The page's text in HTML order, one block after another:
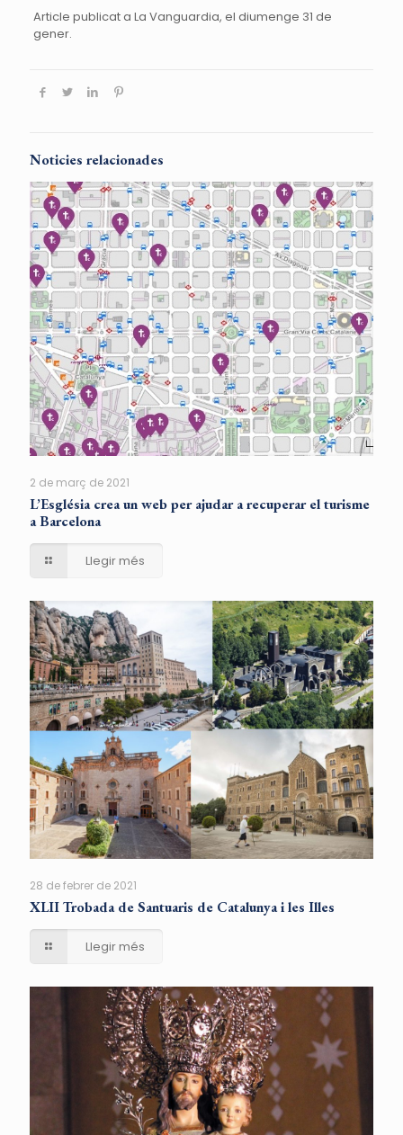
Article publicat a La Vanguardia, el diumenge 31 de
gener.
Noticies relacionades
2 de març de 2021
L’Església crea un web per ajudar a recuperar el turisme
a Barcelona
Llegir més
28 de febrer de 2021
XLII Trobada de Santuaris de Catalunya i les Illes
Llegir més